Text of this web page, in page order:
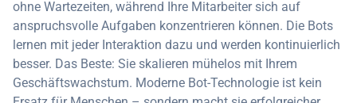
ohne Wartezeiten, während Ihre Mitarbeiter sich auf
anspruchsvolle Aufgaben konzentrieren können. Die Bots
lernen mit jeder Interaktion dazu und werden kontinuierlich
besser. Das Beste: Sie skalieren mühelos mit Ihrem
Geschäftswachstum. Moderne Bot-Technologie ist kein